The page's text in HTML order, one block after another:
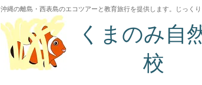
沖縄の離島・西表島のエコツアーと教育旅行を提供します。じっく
くまのみ自
校